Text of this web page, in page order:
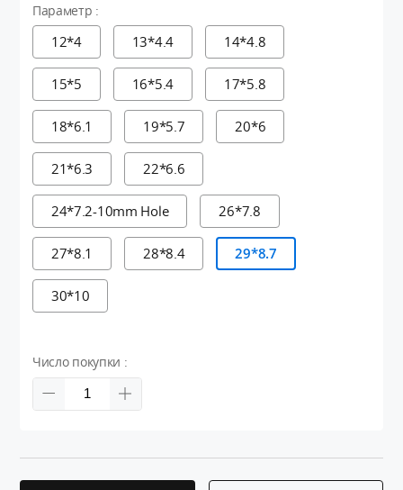
Параметр :
12*4 13*4.4 14*4.8
15*5 16*5.4 17*5.8
18*6.1 19*5.7 20*6
21*6.3 22*6.6
24*7.2-10mm Hole 26*7.8
27*8.1 28*8.4 29*8.7
30*10
Число покупки :